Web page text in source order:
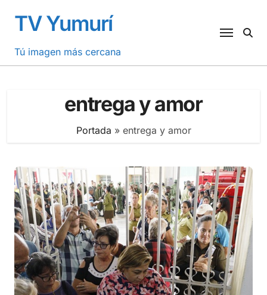
contenido
TV Yumurí
Tú imagen más cercana
entrega y amor
Portada » entrega y amor